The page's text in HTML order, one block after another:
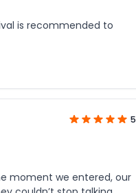
is recommended to
5
moment we entered, our